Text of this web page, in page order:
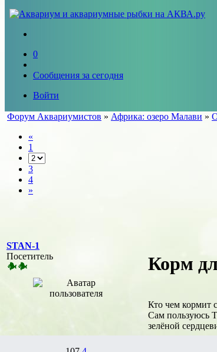
0
Сообщения за сегодня
Войти
Форум Аквариумистов » Африка: озеро Малави »
«
1
3
4
»
STAN-1
Посетитель
Корм
Кто чем кормит
Сам пользуюсь
зелёной